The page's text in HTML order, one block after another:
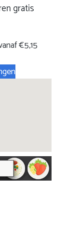
gratis
€5,15